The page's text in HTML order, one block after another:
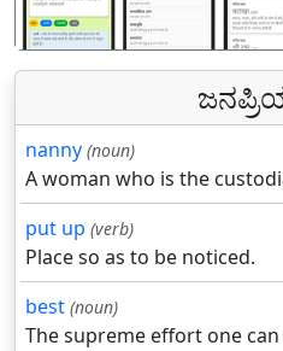
nanny (noun)
A woman who is the
put up (verb)
Place so as to be noticed.
best (noun)
The supreme effort one can